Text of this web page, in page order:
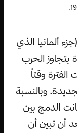
ألمانيا الذي
الحرب
الفترة وقتاً
وبالنسبة
الدمج بين
أن تبين أن